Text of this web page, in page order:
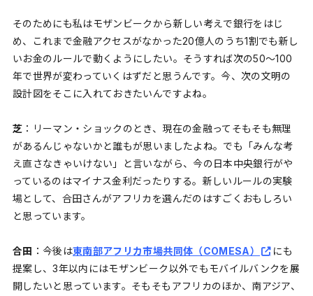
そのためにも私はモザンビークから新しい考えで銀行をはじ
め、これまで金融アクセスがなかった20億人のうち1割でも新し
いお金のルールで動くようにしたい。そうすれば次の50〜100
年で世界が変わっていくはずだと思うんです。今、次の文明の
設計図をそこに入れておきたいんですよね。
芝 ：リーマン・ショックのとき、現在の金融ってそもそも無理
があるんじゃないかと誰もが思いましたよね。でも「みんな考
え直さなきゃいけない」と言いながら、今の日本中央銀行がや
っているのはマイナス金利だったりする。新しいルールの実験
場として、合田さんがアフリカを選んだのはすごくおもしろい
と思っています。
合田 ：今後は東南部アフリカ市場共同体（COMESA）
にも
提案し、3年以内にはモザンビーク以外でもモバイルバンクを展
開したいと思っています。そもそもアフリカのほか、南アジア、